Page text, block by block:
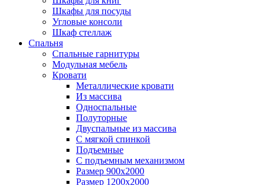
Шкафы для посуды
Угловые консоли
Шкаф стеллаж
Спальня
Спальные гарнитуры
Модульная мебель
Кровати
Металлические кровати
Из массива
Односпальные
Полуторные
Двуспальные из массива
С мягкой спинкой
Подъемные
С подъемным механизмом
Размер 900х2000
Размер 1200х2000